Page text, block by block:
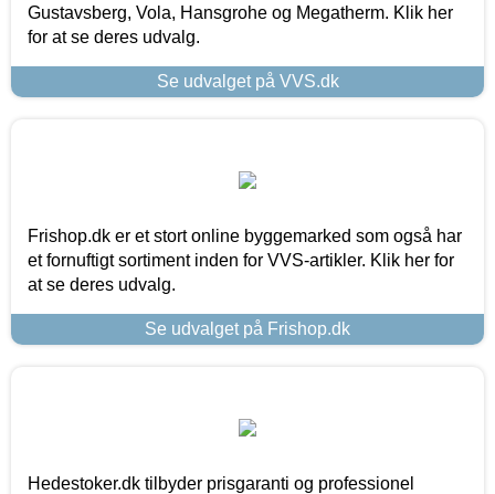
Gustavsberg, Vola, Hansgrohe og Megatherm. Klik her
for at se deres udvalg.
Se udvalget på VVS.dk
Frishop.dk er et stort online byggemarked som også har
et fornuftigt sortiment inden for VVS-artikler. Klik her for
at se deres udvalg.
Se udvalget på Frishop.dk
Hedestoker.dk tilbyder prisgaranti og professionel